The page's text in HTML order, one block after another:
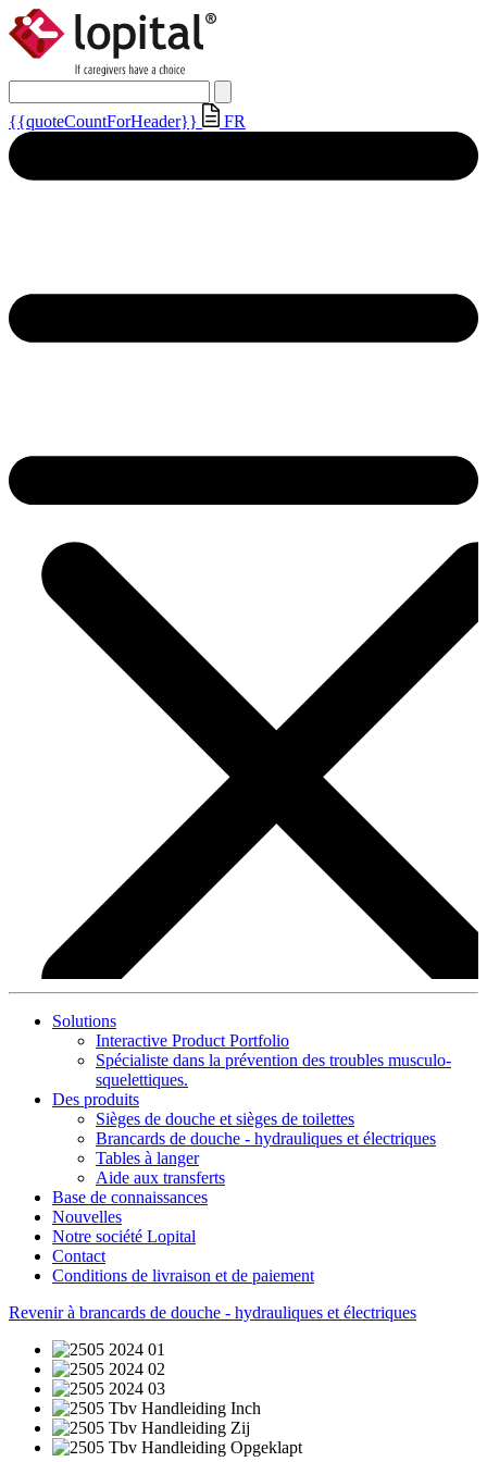
{{quoteCountForHeader}} FR
Solutions
Interactive Product Portfolio
Spécialiste dans la prévention des troubles musculo-
squelettiques.
Des produits
Sièges de douche et sièges de toilettes
Brancards de douche - hydrauliques et électriques
Tables à langer
Aide aux transferts
Base de connaissances
Nouvelles
Notre société Lopital
Contact
Conditions de livraison et de paiement
Revenir à brancards de douche - hydrauliques et électriques